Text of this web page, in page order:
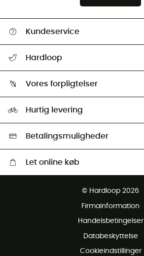
Kundeservice
Returnering & Tilbagebetaling
Hardloop
Our ambassadors
Vores forpligtelser
Second hand
HardGreen Udvalg
Hurtig levering
Betalingsmuligheder
Let online køb
Gratis retur inden for 100 dage
© Hardloop 2026
Firmainformation
Handelsbetingelser
Databeskyttelse
Cookieindstillinger